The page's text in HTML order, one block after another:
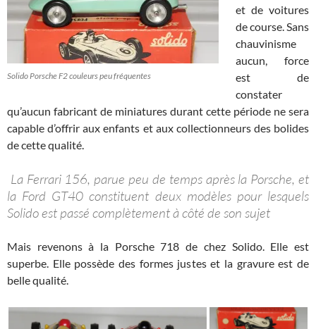
Solido Porsche F2 couleurs peu fréquentes
et de voitures
de course. Sans
chauvinisme
aucun, force
est de
constater
qu’aucun fabricant de miniatures durant cette période ne sera
capable d’offrir aux enfants et aux collectionneurs des bolides
de cette qualité.
La Ferrari 156, parue peu de temps après la Porsche, et
la Ford GT40 constituent deux modèles pour lesquels
Solido est passé complètement à côté de son sujet
Mais revenons à la Porsche 718 de chez Solido. Elle est
superbe. Elle possède des formes justes et la gravure est de
belle qualité.